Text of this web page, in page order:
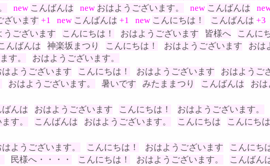
new こんばんは new おはようございます。 new こんばんは
ざいます +1 new こんばんは +1 new こんにちは！ こんばんは +3
うございます こんにちは！ おはようございます 皆様へ こんに
んばんは 神楽坂まつり こんにちは！ おはようございます おは
す。
おはようございます。
はようございます こんにちは！ おはようございます おはようご
おはようございます。 暑いです みたままつり こんばんは お
ばんは おはようございます こんにちは！ おはようございます。
す。 こんばんは おはようございます。 こんにちは こんにちは
はようございます。 こんにちは！ おはようございます こんにち
民様へ・・・・ こんにちは！ おはようございます。 こんばん